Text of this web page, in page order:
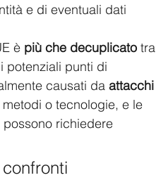
e di eventuali dati
è più che decuplicato tra
potenziali punti di
causati da attacchi
o tecnologie, e le
richiedere